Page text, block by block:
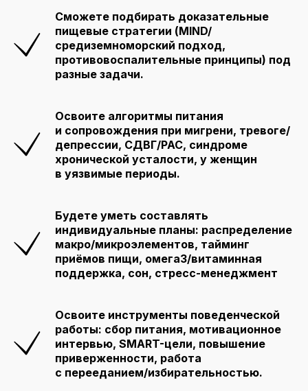
Сможете подбирать доказательные
пищевые стратегии (MIND/
средиземноморский подход,
противовоспалительные принципы) под
разные задачи.
Освоите алгоритмы питания
и сопровождения при мигрени, тревоге/
депрессии, СДВГ/РАС, синдроме
хронической усталости, у женщин
в уязвимые периоды.
Будете уметь составлять
индивидуальные планы: распределение
макро/микроэлементов, тайминг
приёмов пищи, омега3/витаминная
поддержка, сон, стресс-менеджмент
Освоите инструменты поведенческой
работы: сбор питания, мотивационное
интервью, SMART-цели, повышение
приверженности, работа
с перееданием/избирательностью.